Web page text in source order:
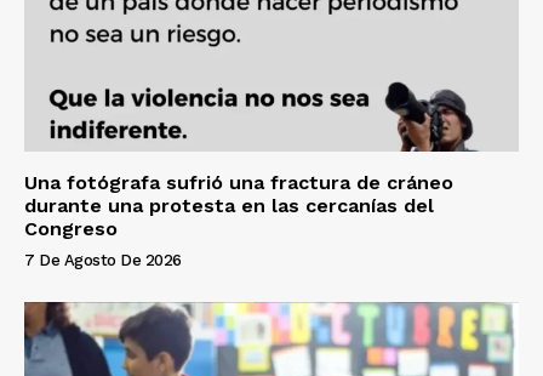
Una fotógrafa sufrió una fractura de cráneo
durante una protesta en las cercanías del
Congreso
7 De Agosto De 2026